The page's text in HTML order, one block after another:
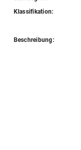
Klassifikation:
Beschreibung: